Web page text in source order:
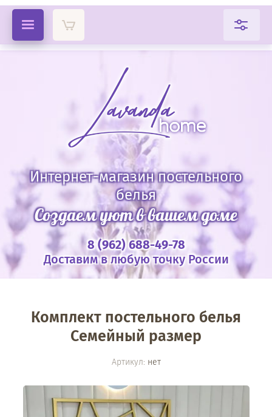
Интернет-магазин постельного
белья
Создаем уют в вашем доме
8 (962) 688-49-78
Доставим в любую точку России
Комплект постельного белья
Семейный размер
Артикул: нет